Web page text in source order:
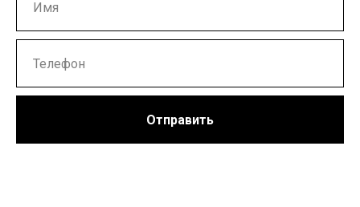
Отправить